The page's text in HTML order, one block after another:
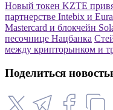
Новый токен KZTE
партнерстве Intebix и
Mastercard и блокчейн
песочнице Нацбанка
между крипторынком и
Поделиться